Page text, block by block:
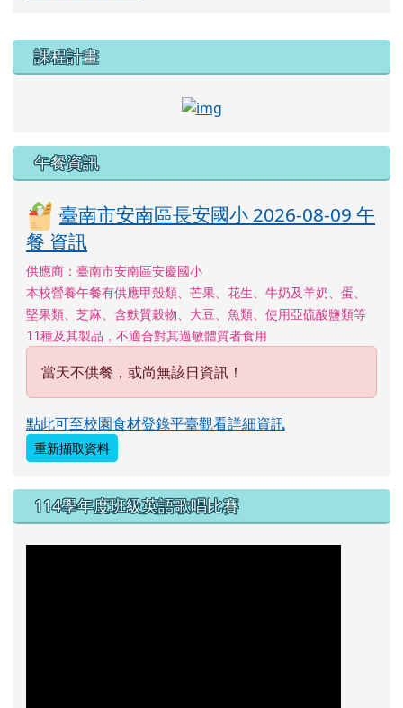
右邊區域內容
課程計畫
link to http://
午餐資訊
臺南市安南區長安國小 2026-08-09 午
餐 資訊
供應商：臺南市安南區安慶國小
本校營養午餐有供應甲殼類、芒果、花生、牛奶及羊奶、蛋、
堅果類、芝麻、含麩質穀物、大豆、魚類、使用亞硫酸鹽類等
11種及其製品，不適合對其過敏體質者食用
當天不供餐，或尚無該日資訊！
點此可至校園食材登錄平臺觀看詳細資訊
重新擷取資料
114學年度班級英語歌唱比賽